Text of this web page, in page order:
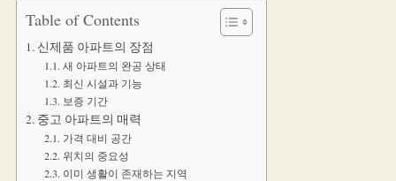
Table of Contents
신제품 아파트의 장점
새 아파트의 완공 상태
최신 시설과 기능
보증 기간
중고 아파트의 매력
가격 대비 공간
위치의 중요성
이미 생활이 존재하는 지역